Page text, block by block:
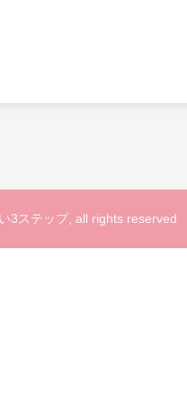
3ステップ, all rights reserved